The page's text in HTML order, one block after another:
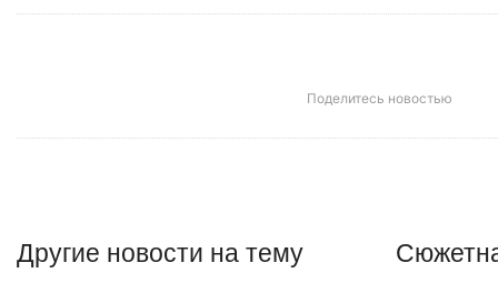
Поделитесь новостью
Другие новости на тему